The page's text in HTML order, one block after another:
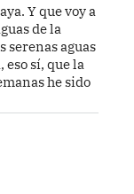
Y que voy a
de la
serenas aguas
sí, que la
he sido